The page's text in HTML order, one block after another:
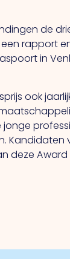
de
rapport
in
ook
deze